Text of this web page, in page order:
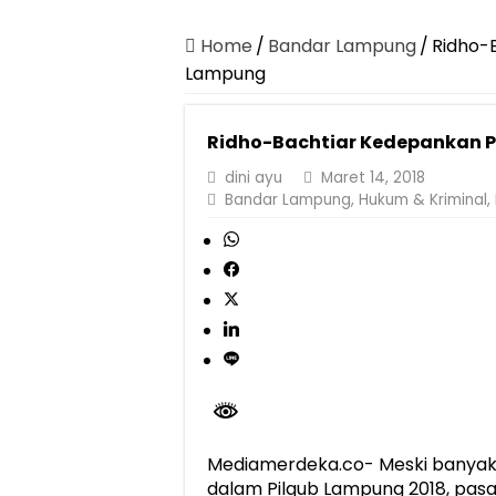
Pastikan Pelayanan Maksimal, Direksi
Dirut Jasa Raharja Dampingi Wamenhub
Gelar Audiensi, Jasa Raharja dan
Berkontribusi terhadap Keselamatan dan
Pemprov Lampung Dukung Penuh
Pengesahan Raperda APBD 2025 Jadi
Ketua PMI Provinsi Lampung Lantik
Home / Bandar Lampung/ Ridho-
Lampung
Ridho-Bachtiar Kedepankan
dini ayu
Maret 14, 2018
Bandar Lampung, Hukum & Kriminal,
Mediamerdeka.co- Meski
dalam Pilgub Lampung 2018,